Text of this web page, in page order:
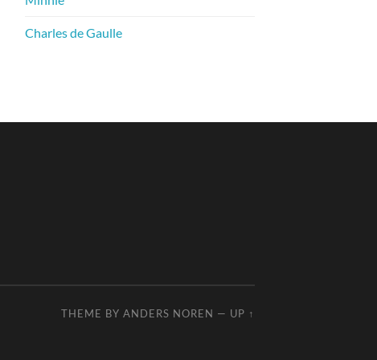
Charles de Gaulle
THEME BY ANDERS NOREN — UP ↑